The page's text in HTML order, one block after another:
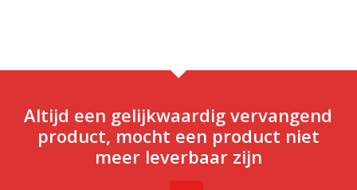
Altijd een gelijkwaardig vervangend
product, mocht een product niet
meer leverbaar zijn